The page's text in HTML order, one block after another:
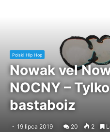
Polski Hip Hop
Nowak vel
NOCNY –
bastaboiz
19 lipca 2019 20 2